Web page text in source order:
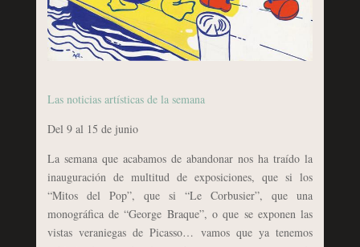
Las noticias artísticas de la semana
Del 9 al 15 de junio
La semana que acabamos de abandonar nos ha traído la
inauguración de multitud de exposiciones, que si los
“Mitos del Pop”, que si “Le Corbusier”, que una
monográfica de “George Braque”, o que se exponen las
vistas veraniegas de Picasso… vamos que ya tenemos